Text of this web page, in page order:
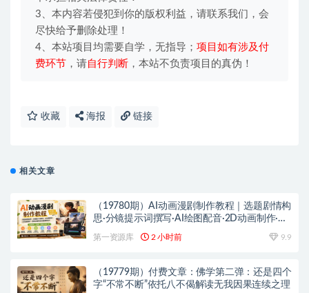
3、本内容若侵犯到你的版权利益，请联系我们，会
尽快给予删除处理！
4、本站项目均需要自学，无指导； 项目如有涉及付
费环节 ，请自行判断 ，本站不负责项目的真伪！
收藏 海报 链接
相关文章
（19780期）AI动画漫剧制作教程｜选题剧情构
思·分镜提示词撰写·AI绘图配音·2D动画制作·剪
第一资源库 2 小时前 9.9
（19779期）付费文章：佛学第二弹：还是四个
字“不常不断”依托八不偈解读无我因果连续之理